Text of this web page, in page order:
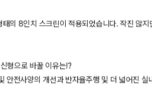
의 8인치 스크린이 적용되었습니다. 작진 않
형으로 바꿀 이유는!?
안전사양의 개선과 반자율주행 및 더 넓어진 실